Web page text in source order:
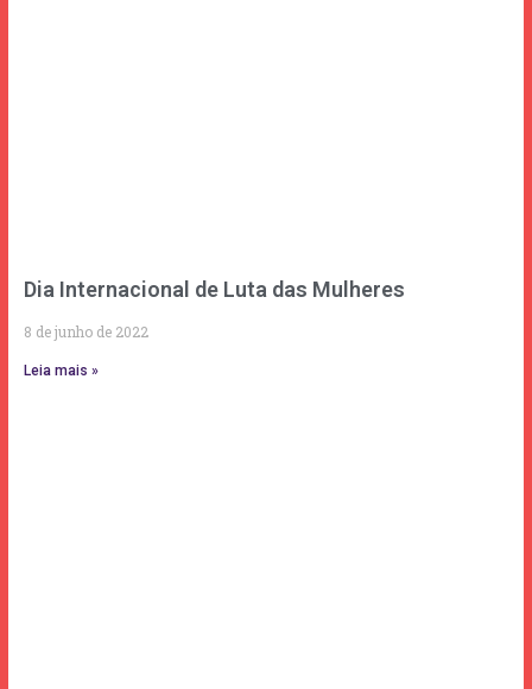
Dia Internacional de Luta das Mulheres
8 de junho de 2022
Leia mais »